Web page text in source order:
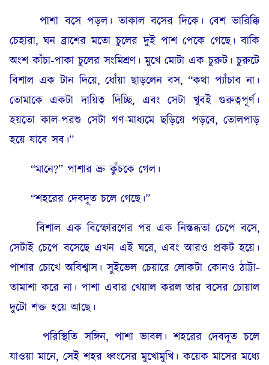
পাশা বসে পড়ল। তাকাল বসের দিকে। বেশ ভারিক্কি
চেহারা, ঘন ব্রাশের মতো চুলের দুই পাশ পেকে গেছে। বাকি
অংশ কাঁচা-পাকা চুলের সংমিশ্রণ। মুখে মোটা এক চুরুট। চুরুটে
বিশাল এক টান দিয়ে, ধোঁয়া ছাড়লেন বস, “কথা প্যাঁচাব না।
তোমাকে একটা দায়িত্ব দিচ্ছি, এবং সেটা খুবই গুরুত্বপূর্ণ।
হয়তো কাল-পরশু সেটা গণ-মাধ্যমে ছড়িয়ে পড়বে, তোলপাড়
হয়ে যাবে সব।”
“মানে?” পাশার ভ্রু কুঁচকে গেল।
“শহরের দেবদূত চলে গেছে।”
বিশাল এক বিস্ফোরণের পর এক নিস্তব্ধতা চেপে বসে,
সেটাই চেপে বসেছে এখন এই ঘরে, এবং আরও প্রকট হয়ে।
পাশার চোখে অবিশ্বাস। সুইভেল চেয়ারে লোকটা কোনও ঠাট্টা-
তামাশা করে না। পাশা এবার খেয়াল করল তার বসের চোয়াল
দুটো শক্ত হয়ে আছে।
পরিস্থিতি সঙ্গিন, পাশা ভাবল। শহরের দেবদূত চলে
যাওয়া মানে, সেই শহর ধ্বংসের মুখোমুখি। কয়েক মাসের মধ্যে